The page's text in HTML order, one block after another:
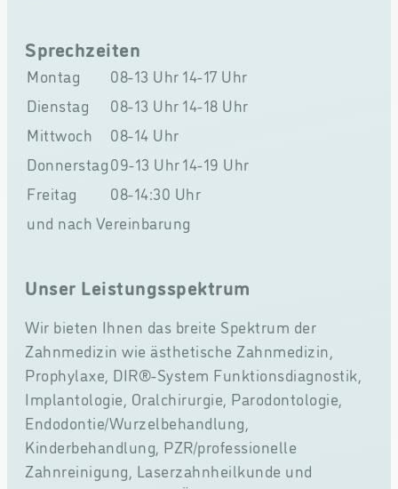
Sprechzeiten
Montag 08-13 Uhr 14-17 Uhr
Dienstag
08-13 Uhr 14-18 Uhr
Mittwoch
08-14 Uhr
Donnerstag09-13 Uhr14-19 Uhr
Freitag
08-14:30 Uhr
und nach Vereinbarung
Unser Leistungsspektrum
Wir bieten Ihnen das breite Spektrum der
Zahnmedizin wie ästhetische Zahnmedizin,
Prophylaxe, DIR®-System Funktionsdiagnostik,
Implantologie, Oralchirurgie, Parodontologie,
Endodontie/Wurzelbehandlung,
Kinderbehandlung, PZR/professionelle
Zahnreinigung, Laserzahnheilkunde und